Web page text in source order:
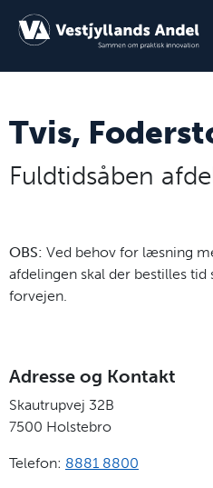
Tvis,
Fuldtidsåben
OBS: Ved behov for læsning
afdelingen skal der bestilles tid
forvejen.
Adresse og Kontakt
Skautrupvej 32B
7500 Holstebro
Telefon: 8881 8800